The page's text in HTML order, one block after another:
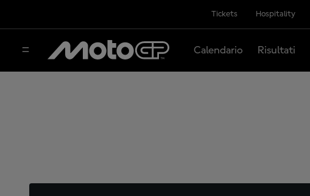
Tickets Hospitality
Calendario Risultati